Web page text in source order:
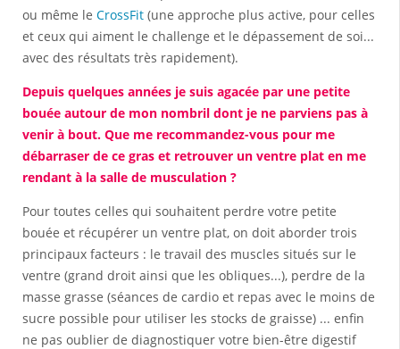
ou même le CrossFit (une approche plus active, pour celles
et ceux qui aiment le challenge et le dépassement de soi...
avec des résultats très rapidement).
Depuis quelques années je suis agacée par une petite
bouée autour de mon nombril dont je ne parviens pas à
venir à bout. Que me recommandez-vous pour me
débarraser de ce gras et retrouver un ventre plat en me
rendant à la salle de musculation ?
Pour toutes celles qui souhaitent perdre votre petite
bouée et récupérer un ventre plat, on doit aborder trois
principaux facteurs : le travail des muscles situés sur le
ventre (grand droit ainsi que les obliques...), perdre de la
masse grasse (séances de cardio et repas avec le moins de
sucre possible pour utiliser les stocks de graisse) ... enfin
ne pas oublier de diagnostiquer votre bien-être digestif